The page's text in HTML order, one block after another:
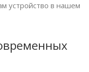
устройство в нашем